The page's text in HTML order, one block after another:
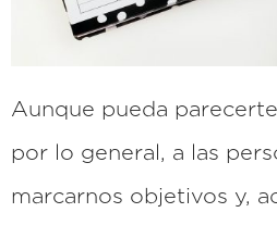
Aunque pueda
por lo general, a las
marcarnos objetivos y,